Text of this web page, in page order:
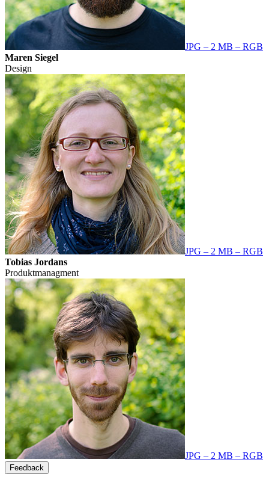
JPG – 2 MB – RGB
Maren Siegel
Design
JPG – 2 MB – RGB
Tobias Jordans
Produktmanagment
JPG – 2 MB – RGB
Feedback